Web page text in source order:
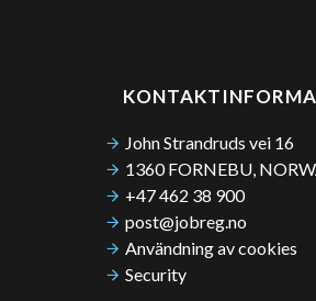
John Strandruds vei 16
1360 FORNEBU,
+47 462 38 900
post@jobreg.no
Användning av cookies
Security